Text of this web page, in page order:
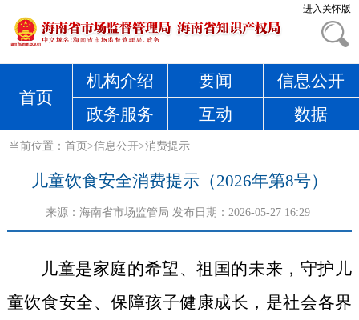
进入关怀版
首页
机构介绍 要闻
信息公开
政务服务
互动 数据
当前位置：首页>信息公开>消费提示
儿童饮食安全消费提示（2026年第8号）
来源： 海南省市场监管局 发布日期：2026-05-27 16:29
儿童是家庭的希望、祖国的未来，守护儿
童饮食安全、保障孩子健康成长，是社会各界